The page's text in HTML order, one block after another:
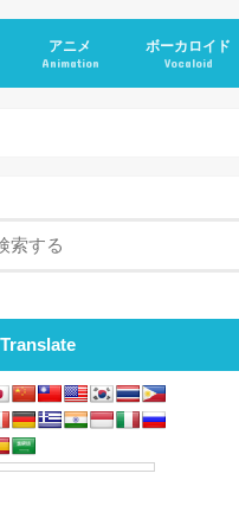
アニメ
Animation
ボーカロイド
Vocaloid
Translate